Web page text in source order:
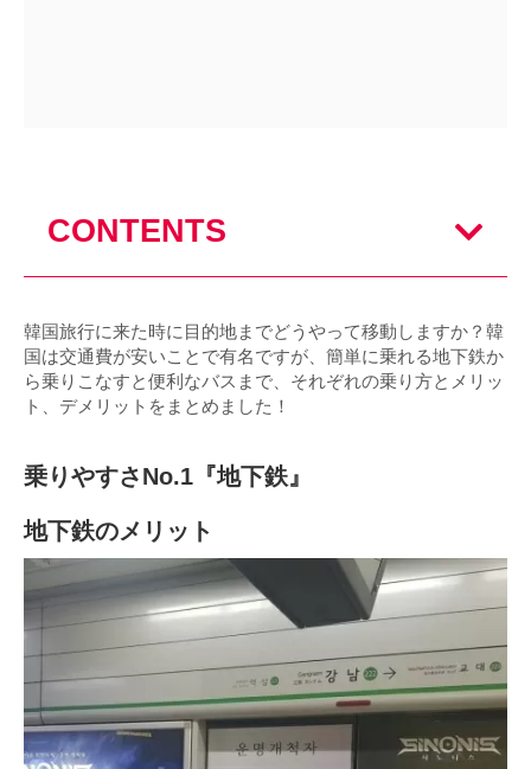
CONTENTS
韓国旅行に来た時に目的地までどうやって移動しますか？韓
国は交通費が安いことで有名ですが、簡単に乗れる地下鉄か
ら乗りこなすと便利なバスまで、それぞれの乗り方とメリッ
ト、デメリットをまとめました！
乗りやすさNo.1『地下鉄』
地下鉄のメリット